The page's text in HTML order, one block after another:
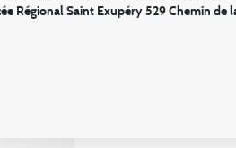
Régional Saint Exupéry 529 Chemin de